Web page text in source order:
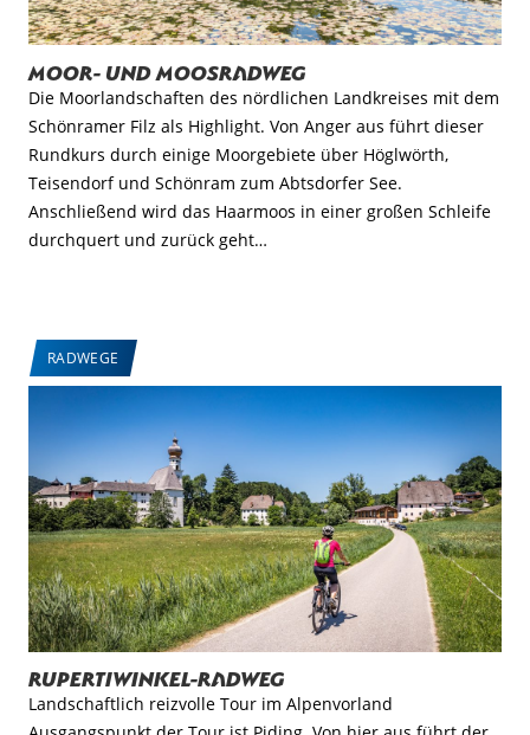
Moor- und Moosradweg
Die Moorlandschaften des nördlichen Landkreises mit dem
Schönramer Filz als Highlight. Von Anger aus führt dieser
Rundkurs durch einige Moorgebiete über Höglwörth,
Teisendorf und Schönram zum Abtsdorfer See.
Anschließend wird das Haarmoos in einer großen Schleife
durchquert und zurück geht…
RADWEGE
Rupertiwinkel-Radweg
Landschaftlich reizvolle Tour im Alpenvorland